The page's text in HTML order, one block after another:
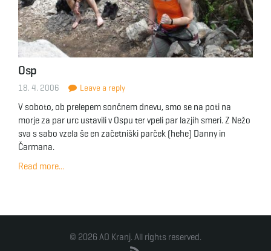
Osp
18. 4. 2006 Leave a reply
V soboto, ob prelepem sončnem dnevu, smo se na poti na
morje za par urc ustavili v Ospu ter vpeli par lazjih smeri. Z Nežo
sva s sabo vzela še en začetniški parček (hehe) Danny in
Čarmana.
Read more...
© 2026 AO Kranj. All rights reserved.